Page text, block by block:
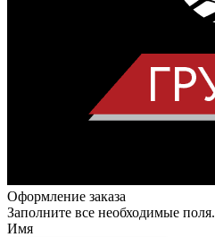
Оформление заказа
Заполните все необходимые поля.
Имя